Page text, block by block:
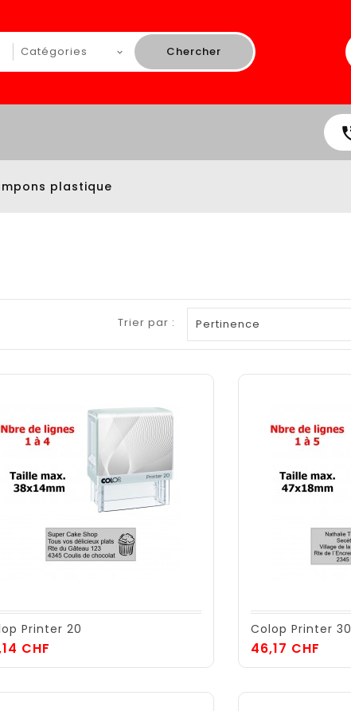
Chercher
plastique
Trier par : Pertinence
Printer 20
CHF
Colop Printer 30
46,17 CHF